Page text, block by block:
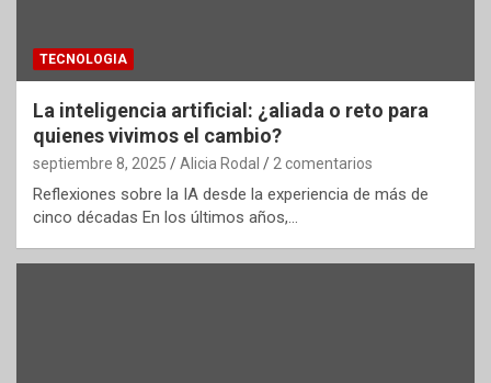
TECNOLOGIA
La inteligencia artificial: ¿aliada o reto para
quienes vivimos el cambio?
septiembre 8, 2025 Alicia Rodal 2 comentarios
Reflexiones sobre la IA desde la experiencia de más de
cinco décadas En los últimos años,…